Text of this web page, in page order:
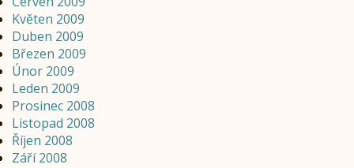
Květen 2009
Duben 2009
Březen 2009
Únor 2009
Leden 2009
Prosinec 2008
Listopad 2008
Říjen 2008
Září 2008